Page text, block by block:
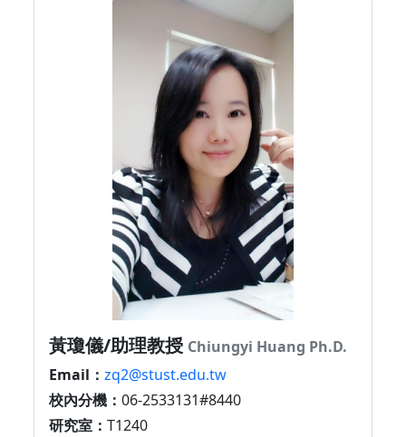
黃瓊儀/助理教授 Chiungyi Huang Ph.D.
Email： zq2@stust.edu.tw
校內分機： 06-2533131#8440
研究室： T1240